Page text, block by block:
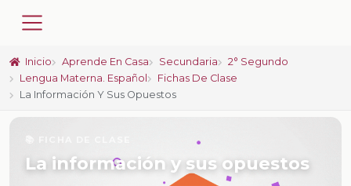
Inicio Aprende En Casa Secundaria
2° Segundo
Lengua Materna. Español
Fichas De Clase
La Información Y Sus Opuestos
La información y sus opuestos